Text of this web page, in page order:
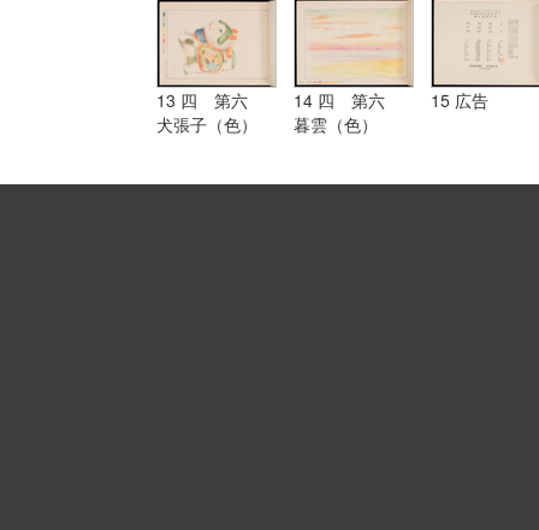
13 四 第六
犬張子（色）
14 四 第六
暮雲（色）
15 広告